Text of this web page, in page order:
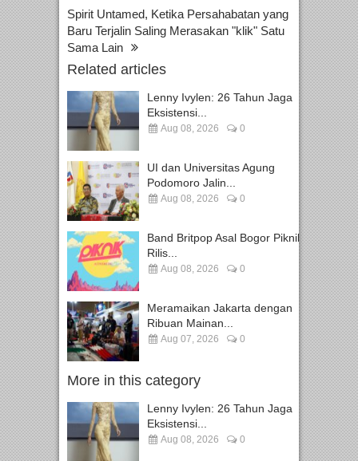
Spirit Untamed, Ketika Persahabatan yang
Baru Terjalin Saling Merasakan "klik" Satu
Sama Lain
Related articles
Lenny Ivylen: 26 Tahun Jaga
Eksistensi...
Aug 08, 2026 0
UI dan Universitas Agung
Podomoro Jalin...
Aug 08, 2026 0
Band Britpop Asal Bogor Piknik
Rilis...
Aug 08, 2026 0
Meramaikan Jakarta dengan
Ribuan Mainan...
Aug 07, 2026 0
More in this category
Lenny Ivylen: 26 Tahun Jaga
Eksistensi...
Aug 08, 2026 0